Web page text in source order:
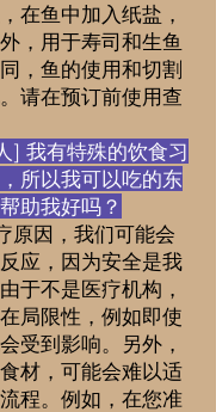
在鱼中加入纸盐，
，用于寿司和生鱼
，鱼的使用和切割
请在预订前使用查
] 我有特殊的饮食习
所以我可以吃的东
助我好吗？
原因，我们可能会
应，因为安全是我
于不是医疗机构，
局限性，例如即使
受到影响。另外，
材，可能会难以适
程。例如，在您准